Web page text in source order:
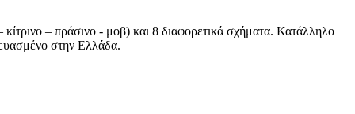
– πράσινο - μοβ) και 8 διαφορετικά σχήματα. Κατάλληλο
στην Ελλάδα.